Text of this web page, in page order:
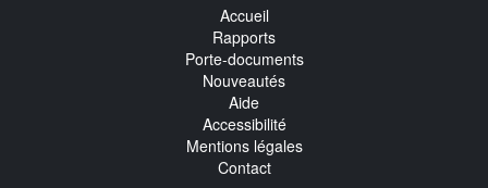
Accueil
Rapports
Porte-documents
Nouveautés
Aide
Accessibilité
Mentions légales
Contact